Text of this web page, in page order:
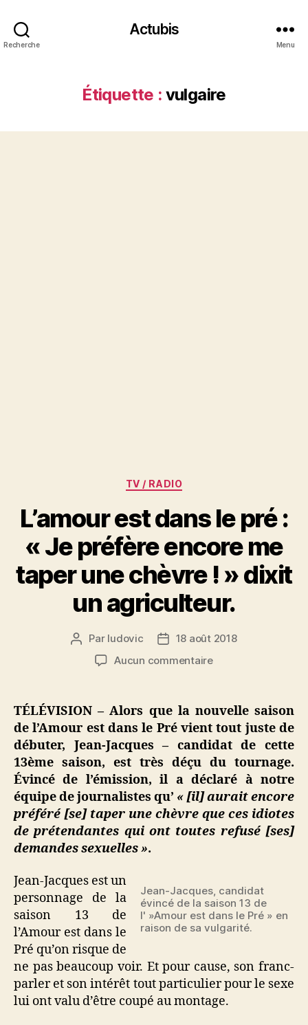
Recherche
Actubis
Menu
Étiquette : vulgaire
Catégories
TV / RADIO
L’amour est dans le pré :
« Je préfère encore me
taper une chèvre ! » dixit
un agriculteur.
Auteur
l’article
Par ludovic
Date18 août 2018
Aucun commentairesur
dans
pré
:
« Je
préfère
encore
me
taper
dixit
un
agriculteur.
TÉLÉVISION – Alors que la nouvelle saison
de l’Amour est dans le Pré vient tout juste de
débuter, Jean-Jacques – candidat de cette
13ème saison, est très déçu du tournage.
Évincé de l’émission, il a déclaré à notre
équipe de journalistes qu’ « [il] aurait encore
préféré [se] taper une chèvre que ces idiotes
de prétendantes qui ont toutes refusé [ses]
demandes sexuelles ».
Jean-Jacques, candidat
évincé de la saison 13 de
l' »Amour est dans le Pré » en
raison de sa vulgarité.
Jean-Jacques est un
personnage de la
saison 13 de
l’Amour est dans le
Pré qu’on risque de
ne pas beaucoup voir. Et pour cause, son franc-
parler et son intérêt tout particulier pour le sexe
lui ont valu d’être coupé au montage.